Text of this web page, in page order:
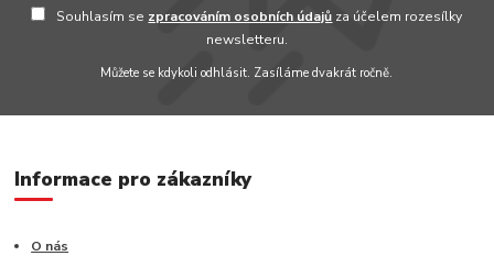
Souhlasím se zpracováním osobních údajů za účelem rozesílky
newsletteru.
Můžete se kdykoli odhlásit. Zasíláme dvakrát ročně.
Informace pro zákazníky
O nás